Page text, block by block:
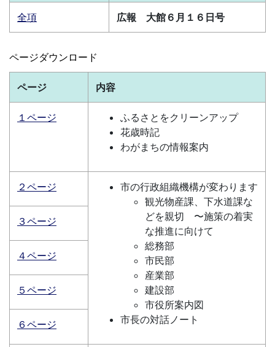
全項 広報 大館６月１６日号
ページダウンロード
ページ 内容
１ページ
ふるさとをクリーンアップ
花歳時記
わがまちの情報案内
２ページ
市の行政組織機構が変わります
観光物産課、下水道課な
どを親切 〜施策の着実
な推進に向けて
総務部
市民部
産業部
建設部
市役所案内図
市長の対話ノート
３ページ
４ページ
５ページ
６ページ